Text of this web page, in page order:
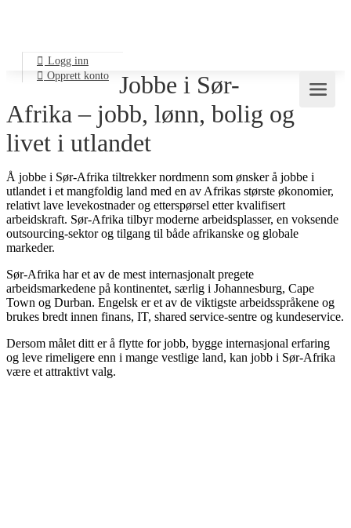
Logg inn
Opprett konto
Jobbe i Sør-
Afrika – jobb, lønn, bolig og
livet i utlandet
Å jobbe i Sør-Afrika tiltrekker nordmenn som ønsker å jobbe i
utlandet i et mangfoldig land med en av Afrikas største økonomier,
relativt lave levekostnader og etterspørsel etter kvalifisert
arbeidskraft. Sør-Afrika tilbyr moderne arbeidsplasser, en voksende
outsourcing-sektor og tilgang til både afrikanske og globale
markeder.
Sør-Afrika har et av de mest internasjonalt pregete
arbeidsmarkedene på kontinentet, særlig i Johannesburg, Cape
Town og Durban. Engelsk er et av de viktigste arbeidsspråkene og
brukes bredt innen finans, IT, shared service-sentre og kundeservice.
Dersom målet ditt er å flytte for jobb, bygge internasjonal erfaring
og leve rimeligere enn i mange vestlige land, kan jobb i Sør-Afrika
være et attraktivt valg.